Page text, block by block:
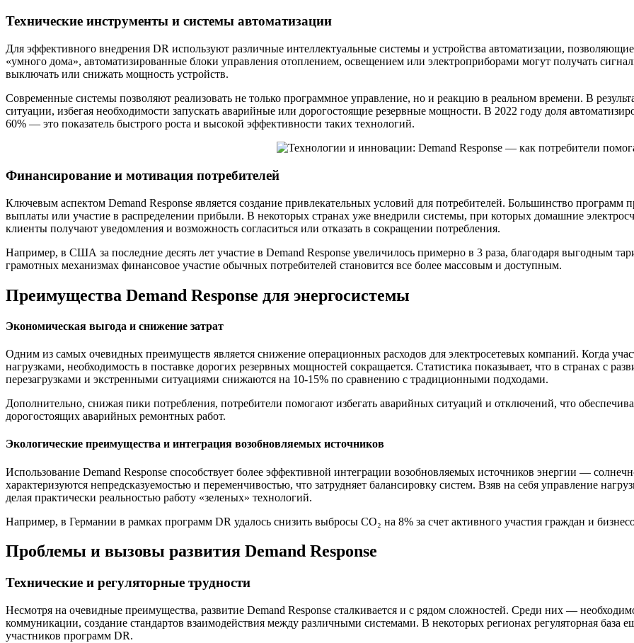
Технические инструменты и системы автоматизации
Для эффективного внедрения DR используют различные интеллектуальные системы и устройства автоматизации,
«умного дома», автоматизированные блоки управления отоплением, освещением или электроприборами могут получать
выключать или снижать мощность устройств.
Современные системы позволяют реализовать не только программное управление, но и реакцию в реальном времени. В
ситуации, избегая необходимости запускать аварийные или дорогостоящие резервные мощности. В 2022 году доля
60% — это показатель быстрого роста и высокой эффективности таких технологий.
Финансирование и мотивация потребителей
Ключевым аспектом Demand Response является создание привлекательных условий для потребителей. Большинство
выплаты или участие в распределении прибыли. В некоторых странах уже внедрили системы, при которых домашние
клиенты получают уведомления и возможность согласиться или отказать в сокращении потребления.
Например, в США за последние десять лет участие в Demand Response увеличилось примерно в 3 раза, благодаря выгодным
грамотных механизмах финансовое участие обычных потребителей становится все более массовым и доступным.
Преимущества Demand Response для энергосистемы
Экономическая выгода и снижение затрат
Одним из самых очевидных преимуществ является снижение операционных расходов для электросетевых компаний. Когда
нагрузками, необходимость в поставке дорогих резервных мощностей сокращается. Статистика показывает, что в странах с
перезагрузками и экстренными ситуациями снижаются на 10-15% по сравнению с традиционными подходами.
Дополнительно, снижая пики потребления, потребители помогают избегать аварийных ситуаций и отключений, что
дорогостоящих аварийных ремонтных работ.
Экологические преимущества и интеграция возобновляемых источников
Использование Demand Response способствует более эффективной интеграции возобновляемых источников энергии —
характеризуются непредсказуемостью и переменчивостью, что затрудняет балансировку систем. Взяв на себя управление
делая практически реальностью работу «зеленых» технологий.
Например, в Германии в рамках программ DR удалось снизить выбросы СО₂ на 8% за счет активного участия граждан и
Проблемы и вызовы развития Demand Response
Технические и регуляторные трудности
Несмотря на очевидные преимущества, развитие Demand Response сталкивается и с рядом сложностей. Среди них —
коммуникации, создание стандартов взаимодействия между различными системами. В некоторых регионах регуляторная база
участников программ DR.